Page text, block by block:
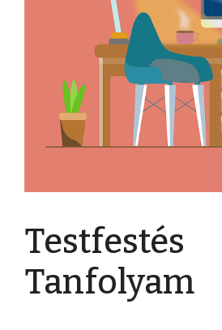
Testfestés
Tanfolyam